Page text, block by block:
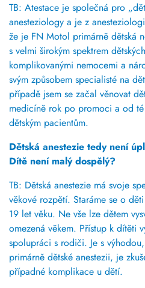
TB: Atestace je společná pro
anesteziology a je z
že je FN Motol primárně dětská
s velmi širokým spektrem
komplikovanými nemocemi a
svým způsobem specialisté na
případě jsem se začal věnovat
medicíně rok po promoci a od
dětským pacientům.
Dětská anestezie tedy není
Dítě není malý dospělý?
TB: Dětská anestezie má svoje
věkové rozpětí. Staráme se o
19 let věku. Ne vše lze dětem
omezená věkem. Přístup k dítěti
spolupráci s rodiči. Je s výhodou,
primárně dětské anestezii, je
případné komplikace u dětí.